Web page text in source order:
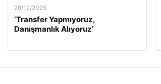
28/12/2025
‘Transfer Yapmıyoruz,
Danışmanlık Alıyoruz’